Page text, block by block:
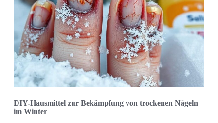
DIY-Hausmittel zur Bekämpfung von trockenen Nägeln
im Winter